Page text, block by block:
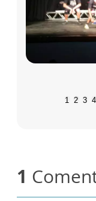
1 2 3 4
1